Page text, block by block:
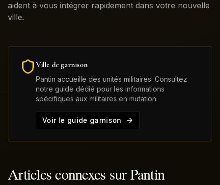
aident à vous intégrer rapidement dans votre nouvelle
ville.
Ville de garnison
Pantin accueille des unités militaires. Consultez
notre guide dédié pour les informations
spécifiques aux militaires en mutation.
Voir le guide garnison
Articles connexes surPantin